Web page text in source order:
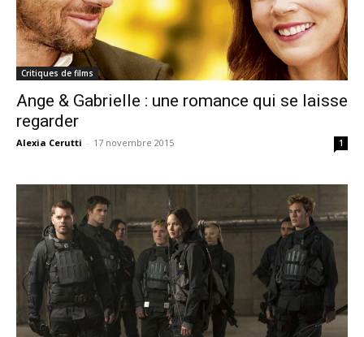
Critiques de films
Ange & Gabrielle : une romance qui se laisse
regarder
Alexia Cerutti - 17 novembre 2015 1